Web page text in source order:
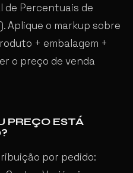
de Percentuais de
Aplique o markup sobre
+ embalagem +
o preço de venda
PREÇO ESTÁ
por pedido: